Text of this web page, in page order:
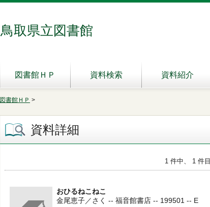
鳥取県立図書館
図書館ＨＰ 資料検索 資料紹介
図書館ＨＰ >
資料詳細
1 件中、 1 件目
おひるねこねこ
金尾恵子／さく -- 福音館書店 -- 199501 -- E